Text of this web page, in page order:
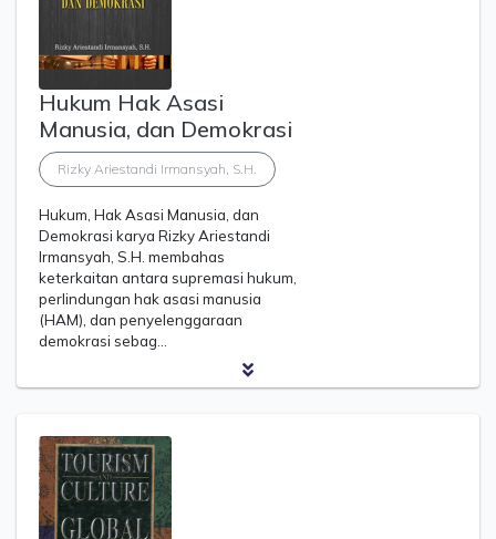
Hukum Hak Asasi
Manusia, dan Demokrasi
Rizky Ariestandi Irmansyah, S.H.
Hukum, Hak Asasi Manusia, dan
Demokrasi karya Rizky Ariestandi
Irmansyah, S.H. membahas
keterkaitan antara supremasi hukum,
perlindungan hak asasi manusia
(HAM), dan penyelenggaraan
demokrasi sebag…